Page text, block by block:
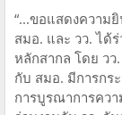
“...ขอแสดงความ
สมอ. และ วว. ได้
หลักสากล โดย วว
กับ สมอ. มีการกร
การบูรณาการคว